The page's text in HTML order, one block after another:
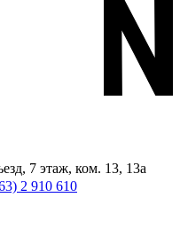
7 этаж, ком. 13, 13а
2 910 610